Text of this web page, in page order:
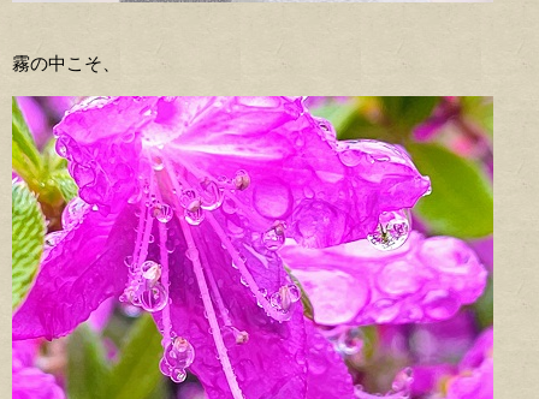
霧の中こそ、